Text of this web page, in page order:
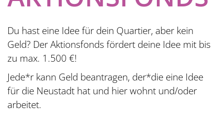
Du hast eine Idee für dein Quartier, aber kein
Geld? Der Aktionsfonds fördert deine Idee mit bis
zu max. 1.500 €!
Jede*r kann Geld beantragen, der*die eine Idee
für die Neustadt hat und hier wohnt und/oder
arbeitet.